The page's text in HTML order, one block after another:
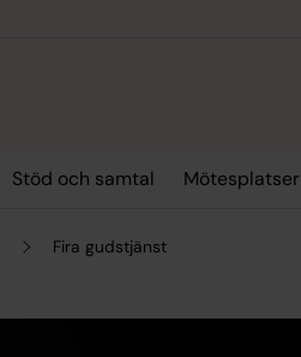
Stöd och samtal Mötesplatser
Fira gudstjänst